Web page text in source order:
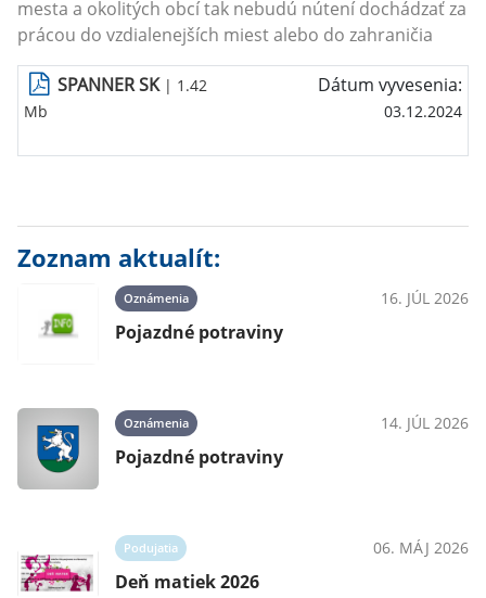
mesta a okolitých obcí tak nebudú nútení dochádzať za
prácou do vzdialenejších miest alebo do zahraničia
SPANNER SK| 1.42
Mb
Dátum vyvesenia:
03.12.2024
Zoznam aktualít:
Oznámenia 16. JÚL 2026
Pojazdné potraviny
Oznámenia 14. JÚL 2026
Pojazdné potraviny
Podujatia 06. MÁJ 2026
Deň matiek 2026